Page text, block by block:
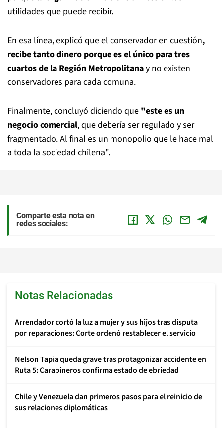
utilidades que puede recibir.
En esa línea, explicó que el conservador en cuestión,
recibe tanto dinero porque es el único para tres
cuartos de la Región Metropolitanay no existen
conservadores para cada comuna.
Finalmente, concluyó diciendo que "este es un
negocio comercial, que debería ser regulado y ser
fragmentado. Al final es un monopolio que le hace mal
a toda la sociedad chilena".
Comparte esta nota en
redes sociales:
Notas Relacionadas
Arrendador cortó la luz a mujer y sus hijos tras disputa
por reparaciones: Corte ordenó restablecer el servicio
Nelson Tapia queda grave tras protagonizar accidente en
Ruta 5: Carabineros confirma estado de ebriedad
Chile y Venezuela dan primeros pasos para el reinicio de
sus relaciones diplomáticas